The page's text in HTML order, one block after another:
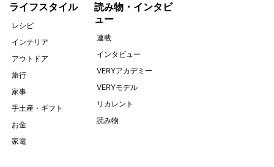
ライフスタイル
レシピ
インテリア
アウトドア
旅行
家事
手土産・ギフト
お金
家電
読み物・インタビ
ュー
連載
インタビュー
VERYアカデミー
VERYモデル
リカレント
読み物